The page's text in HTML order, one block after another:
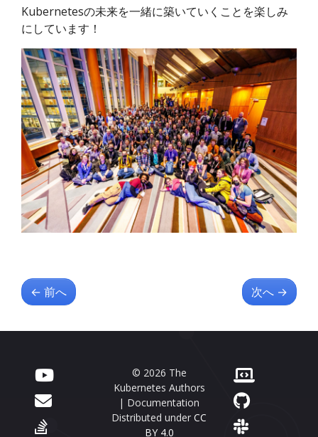
Kubernetesの未来を一緒に築いていくことを楽しみ
にしています！
← 前へ 次へ →
© 2026 The
Kubernetes Authors
| Documentation
Distributed under CC
BY 4.0